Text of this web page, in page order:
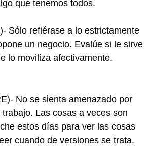
que tenemos todos.
Sólo refiérase a lo estrictamente
un negocio. Evalúe si le sirve
lo moviliza afectivamente.
No se sienta amenazado por
Las cosas a veces son
estos días para ver las cosas
cuando de versiones se trata.